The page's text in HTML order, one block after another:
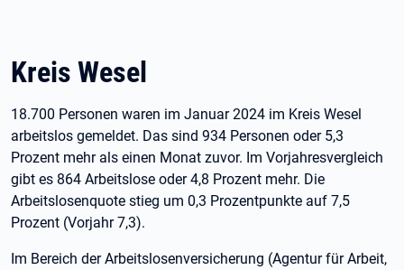
Kreis Wesel
18.700 Personen waren im Januar 2024 im Kreis Wesel
arbeitslos gemeldet. Das sind 934 Personen oder 5,3
Prozent mehr als einen Monat zuvor. Im Vorjahresvergleich
gibt es 864 Arbeitslose oder 4,8 Prozent mehr. Die
Arbeitslosenquote stieg um 0,3 Prozentpunkte auf 7,5
Prozent (Vorjahr 7,3).
Im Bereich der Arbeitslosenversicherung (Agentur für Arbeit,